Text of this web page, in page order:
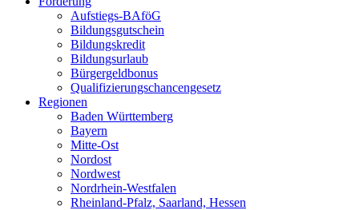
Aufstiegs-BAföG
Bildungsgutschein
Bildungskredit
Bildungsurlaub
Bürgergeldbonus
Qualifizierungschancengesetz
Regionen
Baden Württemberg
Bayern
Mitte-Ost
Nordost
Nordwest
Nordrhein-Westfalen
Rheinland-Pfalz, Saarland, Hessen